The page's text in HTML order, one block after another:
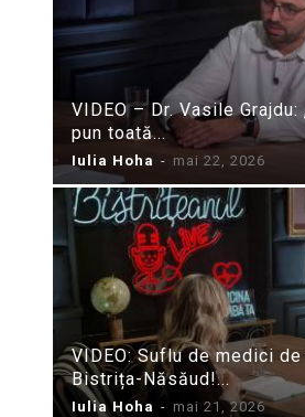
VIDEO – Dr. Vasile Grajdu:
pun toată...
Iulia Hoha - mai 22, 2026
VIDEO: Suflu de medici
Bistrița-Năsăud!...
Iulia Hoha - mai 21, 2026